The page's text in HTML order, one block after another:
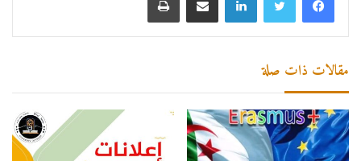
الزيتون
المركز الجامعي تيبازة
المركز الجامعي مرسلي عبد الله تيبازة
تربص قصير
تيبازة
ليسانس
ماستر
مقالات ذات صلة